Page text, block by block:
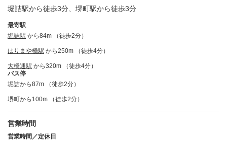
堀詰駅から徒歩3分、堺町駅から徒歩3分
最寄駅
堀詰駅 から84m （徒歩2分）
はりまや橋駅 から250m （徒歩4分）
大橋通駅 から320m （徒歩4分）
バス停
堀詰から87m （徒歩2分）
堺町から100m （徒歩2分）
営業時間
営業時間／定休日